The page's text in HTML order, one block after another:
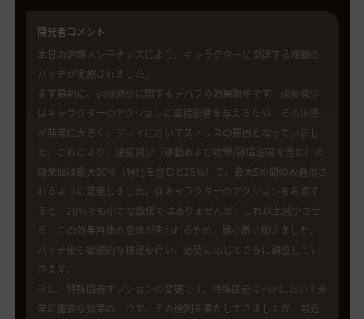
開発者コメント
本日の定期メンテナンスにより、キャラクターに関連する複数の
パッチが実施されました。
まず最初に、速度減少に関するデバフの効果調整です。速度減少
はキャラクターのアクションに直接影響を与えるため、その体感
が非常に大きく、プレイにおいてストレスの要因となっていまし
た。これにより、速度減少（移動および攻撃/詠唱速度を含む）の
効果値は最大20%（特化を含むと25%）で、最大5秒間のみ適用さ
れるように変更しました。各キャラクターのアクションを考慮す
ると、20%でも小さな数値ではありませんが、これ以上減少させ
るとこの効果自体の意味が失われるため、最小限に抑えました。
パッチ後も継続的な検証を行い、必要に応じてさらに調整してい
きます。
次に、特殊回避オプションの変更です。特殊回避はPvPにおいて非
常に重要な効果の一つで、その役割を果たしてきましたが、最近